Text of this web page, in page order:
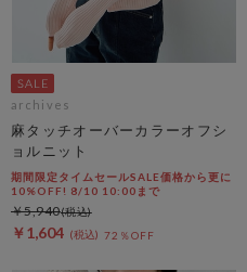
archives
麻タッチオーバーカラーオフシ
ョルニット
期間限定タイムセールSALE価格から更に
10%OFF! 8/10 10:00まで
￥1,604 72％OFF
￥5,940